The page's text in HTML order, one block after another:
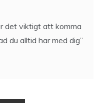
det viktigt att komma
du alltid har med dig”